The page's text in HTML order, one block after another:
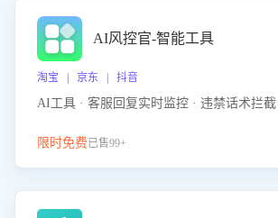
AI风控官-智能工具
淘宝 | 京东 | 抖音
AI工具 · 客服回复实时监控 · 违禁话术拦截
限时免费已售99+